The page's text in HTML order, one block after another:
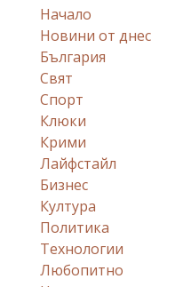
Начало
Новини от днес
България
Свят
Спорт
Клюки
Крими
Лайфстайл
Бизнес
Култура
Политика
Технологии
Любопитно